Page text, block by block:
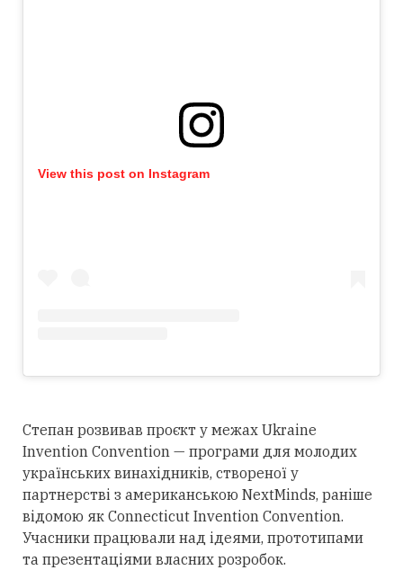
View this post on Instagram
Степан розвивав проєкт у межах Ukraine
Invention Convention — програми для молодих
українських винахідників, створеної у
партнерстві з американською NextMinds, раніше
відомою як Connecticut Invention Convention.
Учасники працювали над ідеями, прототипами
та презентаціями власних розробок.